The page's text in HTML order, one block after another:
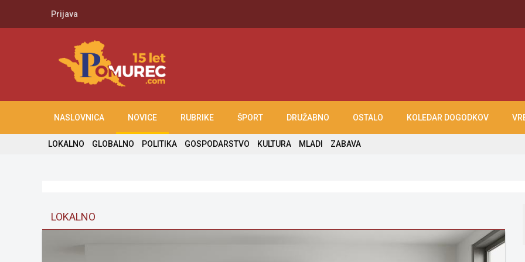
Prijava
NASLOVNICA NOVICE RUBRIKE ŠPORT DRUŽABNO OSTALO KOLEDAR DOGODKOV
LOKALNO GLOBALNO POLITIKA GOSPODARSTVO KULTURA MLADI ZABAVA
LOKALNO